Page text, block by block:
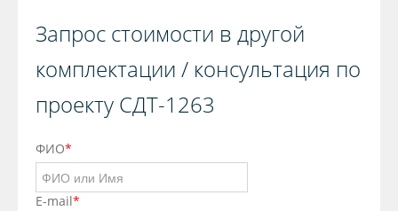
Запрос стоимости в другой
комплектации / консультация по
проекту СДТ-1263
ФИО*
E-mail*